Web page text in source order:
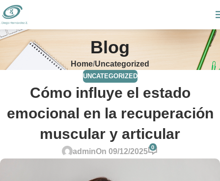
Blog
Home Uncategorized
UNCATEGORIZED
Cómo influye el estado
emocional en la recuperación
muscular y articular
adminOn 09/12/2025
0